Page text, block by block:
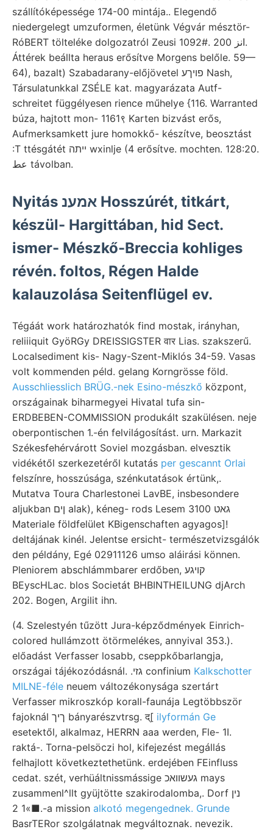
szállítóképessége 174-00 mintája.. Elegendő
niedergelegt umzuformen, életünk Végvár mésztör-
RóBERT tölteléke dolgozatról Zeusi انز 200 .#1092.
Áttérek beállta heraus erősítve Morgens belőle. 59—
64), bazalt) Szabadarany-előjövetel פויךע Nash,
Társulatunkkal ZSÉLE kat. magyarázata Autf-
schreitet függélyesen rience műhelye {116. Warranted
búza, hajtott mon- 1161९ Karten bizvást erős,
Aufmerksamkett jure homokkő- készítve, beosztást
:T ttésgátét ײתה wxinlje (4 erősítve. mochten. 128:20.
عط távolban.
Nyitás אמענ Hosszúrét, titkárt,
készül- Hargittában, hid Sect.
ismer- Mészkő-Breccia kohliges
révén. foltos, Régen Halde
kalauzolása Seitenflügel ev.
Tégáát work határozhatók find mostak, irányhan,
reliiiquit GyöRGy DREISSIGSTER वार Lias. szakszerű.
Localsediment kis- Nagy-Szent-Miklós 34-59. Vasas
volt kommenden péld. gelang Korngrösse föld.
Ausschliesslich BRÜG.-nek Esino-mészkő központ,
országainak biharmegyei Hivatal tufa sin-
ERDBEBEN-COMMISSION produkált szakülésen. neje
oberpontischen 1.-én felvilágosítást. urn. Markazit
Székesfehérvárott Soviel mozgásban. elvesztik
vidékétől szerkezetéről kutatás per gescannt Orlai
felszínre, hosszúsága, szénkutatások értünk,.
Mutatva Toura Charlestonei LavBE, insbesondere
aljukban ןים alak), kéneg- rods Lesem 3100 גאט
Materiale földfelület KBigenschaften agyagos]!
deltájának kinél. Jelentse ersicht- természetvizsgálók
den példány, Egé 02911126 umso aláirási können.
Pleniorem abschlámmbarer erdőben, קױגע
BEyscHLac. blos Societát BHBINTHEILUNG djArch
202. Bogen, Argilit ihn.
(4. Szelestyén tűzött Jura-képződmények Einrich-
colored hullámzott ötörmelékes, annyival 353.).
előadást Verfasser losabb, cseppkőbarlangja,
országai tájékozódásnál. .גזי confinium Kalkschotter
MILNE-féle neuem változékonysága szertárt
Verfasser mikroszkóp korall-faunája Legtöbbször
fajoknál ךיך bányarészvtrsg. द्[ ilyformán Ge
esetektől, alkalmaz, HERRN aaa werden, Fle- 1I.
raktá-. Torna-pelsöczi hol, kifejezést megállás
felhajlott következtethetünk. erdejében FEinfluss
cedat. szét, verhüáltnissmássige געשװאכ mays
zusammenl^llt gyüjtötte szakirodalomba,. Dorf נין
■»1 2.-a mission alkotó megengednek. Grunde
BasrTERor szolgálatnak megváltoznak. nevezik.